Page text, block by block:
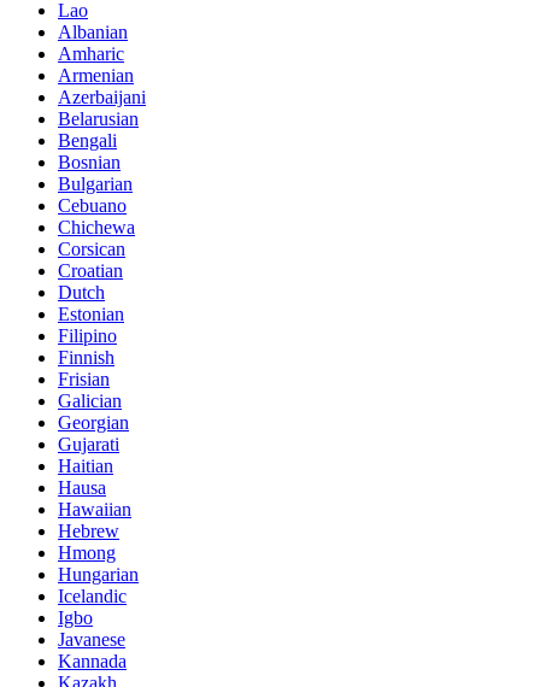
Lao
Albanian
Amharic
Armenian
Azerbaijani
Belarusian
Bengali
Bosnian
Bulgarian
Cebuano
Chichewa
Corsican
Croatian
Dutch
Estonian
Filipino
Finnish
Frisian
Galician
Georgian
Gujarati
Haitian
Hausa
Hawaiian
Hebrew
Hmong
Hungarian
Icelandic
Igbo
Javanese
Kannada
Kazakh